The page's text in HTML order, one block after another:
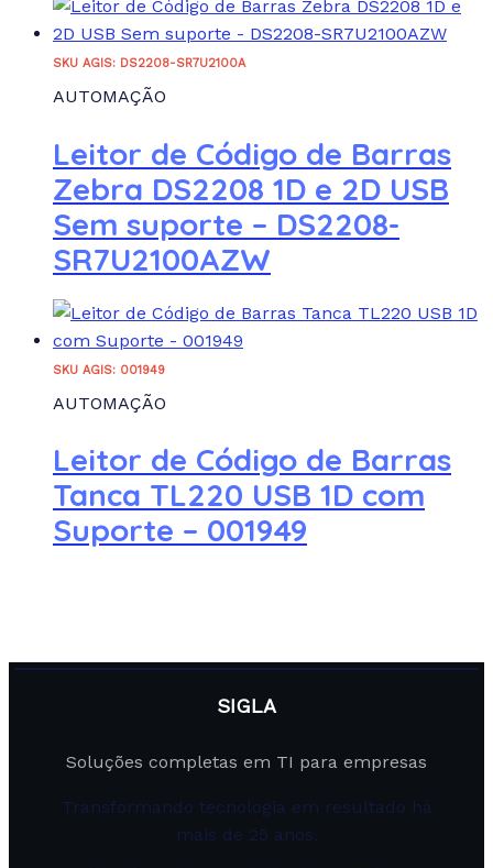
SKU AGIS: DS2208-SR7U2100A
AUTOMAÇÃO
Leitor de Código de Barras
Zebra DS2208 1D e 2D USB
Sem suporte – DS2208-
SR7U2100AZW
SKU AGIS: 001949
AUTOMAÇÃO
Leitor de Código de Barras
Tanca TL220 USB 1D com
Suporte – 001949
SIGLA
Soluções completas em TI para empresas
Transformando tecnologia em resultado há
mais de 25 anos.